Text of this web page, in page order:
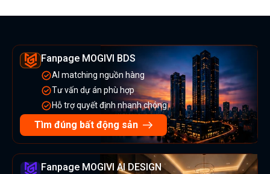
Fanpage MOGIVI BDS
AI matching nguồn hàng
Tư vấn dự án phù hợp
Hỗ trợ quyết định nhanh chóng
Tìm đúng bất động sản
Fanpage MOGIVI AI DESIGN